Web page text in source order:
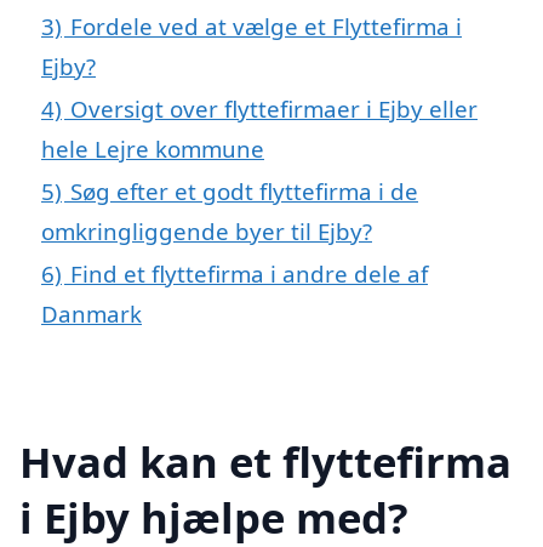
3) Fordele ved at vælge et Flyttefirma i
Ejby?
4) Oversigt over flyttefirmaer i Ejby eller
hele Lejre kommune
5) Søg efter et godt flyttefirma i de
omkringliggende byer til Ejby?
6) Find et flyttefirma i andre dele af
Danmark
Hvad kan et flyttefirma
i Ejby hjælpe med?